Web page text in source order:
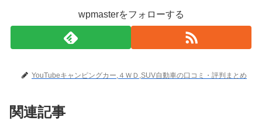
wpmasterをフォローする
YouTubeキャンピングカー,４ＷＤ,SUV自動車の口コミ・評判まとめ
関連記事